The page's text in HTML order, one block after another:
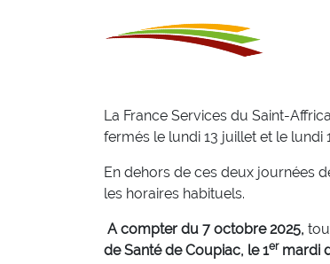
La France Services du Saint-
fermés le lundi 13 juillet et le lundi
En dehors de ces deux journées
les horaires habituels.
A compter du 7 octobre 2025,
de Santé de Coupiac, le 1ermardi